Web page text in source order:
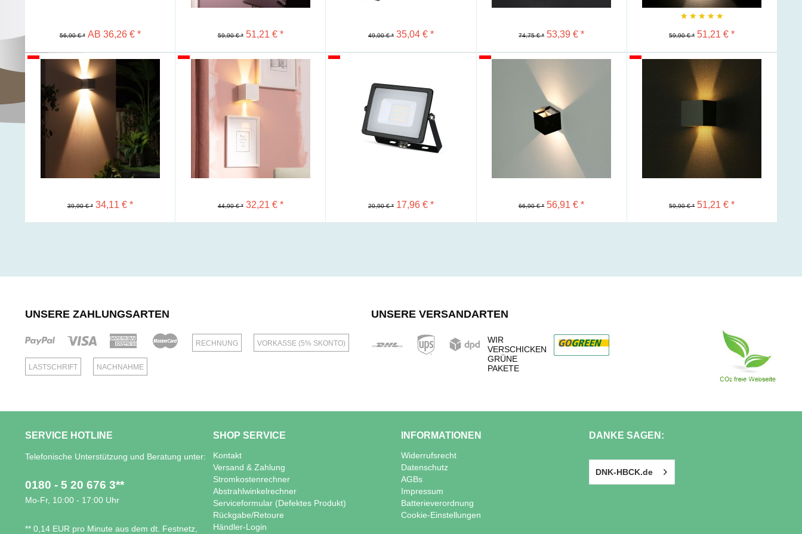
56,90 € * AB 36,26 € * 59,90 € * 51,21 € * 49,00 € * 35,04 € * 74,75 € * 53,39 € * 59,90 € * 51,21 € *
Merken
39,90 € * 34,11 € * 44,90 € * 32,21 € * 20,90 € * 17,96 € * 66,90 € * 56,91 € * 59,90 € * 51,21 € *
UNSERE ZAHLUNGSARTEN
RECHNUNG VORKASSE (5% SKONTO)
LASTSCHRIFT NACHNAHME
UNSERE VERSANDARTEN
WIR
VERSCHICKEN
GRÜNE
PAKETE
SERVICE HOTLINE
Telefonische Unterstützung und Beratung unter:
0180 - 5 20 676 3**
Mo-Fr, 10:00 - 17:00 Uhr
** 0,14 EUR pro Minute aus dem dt. Festnetz,
SHOP SERVICE
Kontakt
Versand & Zahlung
Stromkostenrechner
Abstrahlwinkelrechner
Serviceformular (Defektes Produkt)
Rückgabe/Retoure
Händler-Login
INFORMATIONEN
Widerrufsrecht
Datenschutz
AGBs
Impressum
Batterieverordnung
Cookie-Einstellungen
DANKE SAGEN:
DNK-HBCK.de